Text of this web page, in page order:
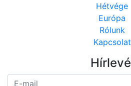
Hétvége
Európa
Rólunk
Kapcsolat